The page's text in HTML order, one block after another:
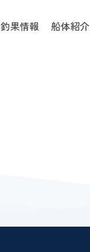
釣果情報 船体紹介